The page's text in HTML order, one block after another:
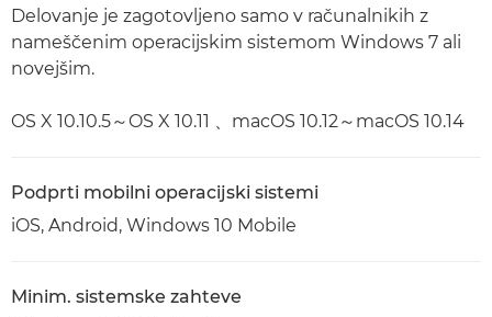
Delovanje je zagotovljeno samo v računalnikih z
nameščenim operacijskim sistemom Windows 7 ali
novejšim.
OS X 10.10.5～OS X 10.11 、macOS 10.12～macOS 10.14
Podprti mobilni operacijski sistemi
iOS, Android, Windows 10 Mobile
Minim. sistemske zahteve